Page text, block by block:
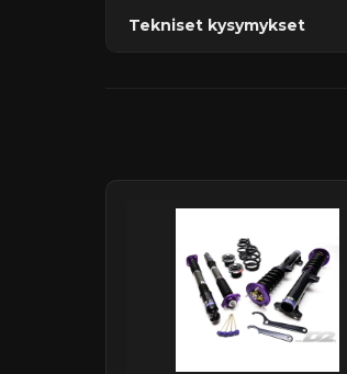
Tekniset kysymykset